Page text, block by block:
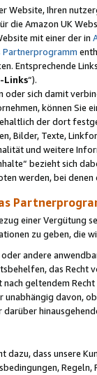
Website, Ihren
die Amazon UK
mit einer der in
Entsprechende
Links“).
oder sich damit
können Sie
der dort
Bilder, Texte,
und weitere
bezieht sich
werden, bei
einer Vergütung
zu geben, die
andere
das
geltendem
unabhängig davon,
darüber
dass unsere